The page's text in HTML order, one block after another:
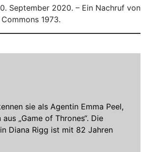
September 2020. – Ein Nachruf von
1973.
sie als Agentin Emma Peel,
„Game of Thrones“. Die
Diana Rigg ist mit 82 Jahren